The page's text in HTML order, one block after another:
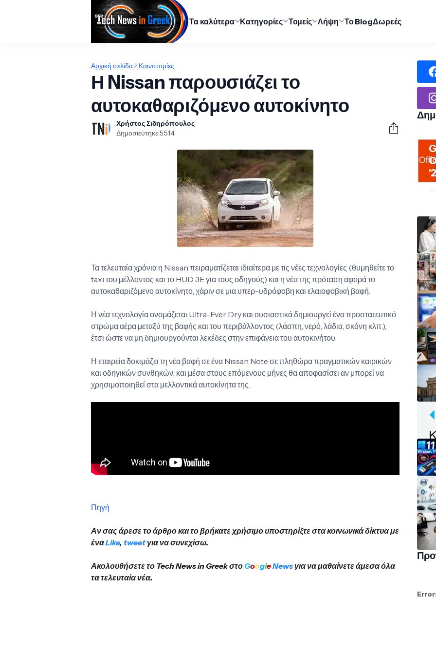
Τα καλύτερα Κατηγορίες Τομείς Λήψη Το BlogΔωρεές
Αρχική σελίδα Καινοτομίες
Η Nissan παρουσιάζει το
αυτοκαθαριζόμενο αυτοκίνητο
Χρήστος Σιδηρόπουλος
Δημοσιεύτηκε:5.5.14
Τα τελευταία χρόνια η Nissan πειραματίζεται ιδιαίτερα με τις νέες τεχνολογίες (θυμηθείτε το
taxi του μέλλοντος και το HUD 3E για τους οδηγούς) και η νέα της πρόταση αφορά το
αυτοκαθαριζόμενο αυτοκίνητο, χάριν σε μια υπερ-υδρόφοβη και ελαιοφοβική βαφή.
Η νέα τεχνολογία ονομάζεται Ultra-Ever Dry και ουσιαστικά δημιουργεί ένα προστατευτικό
στρώμα αέρα μεταξύ της βαφής και του περιβάλλοντος (λάσπη, νερό, λάδια, σκόνη κλπ.),
έτσι ώστε να μη δημιουργούνται λεκέδες στην επιφάνεια του αυτοκινήτου.
Η εταιρεία δοκιμάζει τη νέα βαφή σε ένα Nissan Note σε πληθώρα πραγματικών καιρικών
και οδηγικών συνθηκών, και μέσα στους επόμενους μήνες θα αποφασίσει αν μπορεί να
χρησιμοποιηθεί στα μελλοντικά αυτοκίνητα της.
Πηγή
Αν σας άρεσε το άρθρο και το βρήκατε χρήσιμο υποστηρίξτε στα κοινωνικά δίκτυα με
έναLike, tweet για να συνεχίσω.
Ακολουθήσετε το Tech News in Greek στο GoogleNews για να μαθαίνετε άμεσα όλα
τα τελευταία νέα.